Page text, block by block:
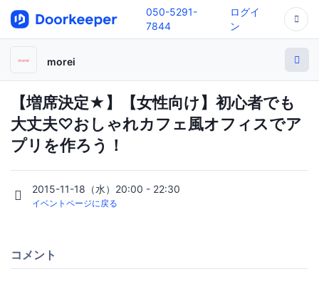
050-5291-
7844
ログイ
ン
morei
【増席決定★】【女性向け】初心者でも
大丈夫♡おしゃれカフェ風オフィスでア
プリを作ろう！
2015-11-18（水）20:00 - 22:30
イベントページに戻る
コメント